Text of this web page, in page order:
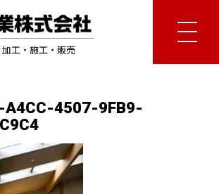
工・施工・販売
A4CC-4507-9FB9-